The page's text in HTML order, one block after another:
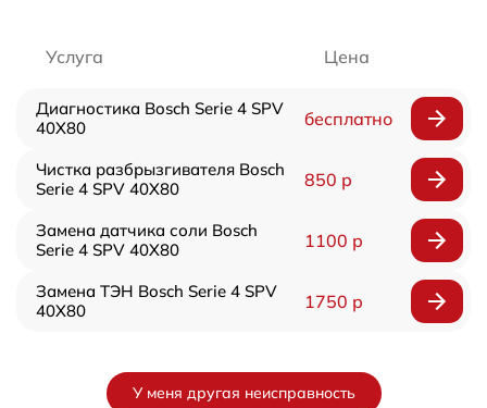
Услуга Цена
Диагностика Bosch Serie 4 SPV
40X80
бесплатно
Чистка разбрызгивателя Bosch
Serie 4 SPV 40X80
850 р
Замена датчика соли Bosch
Serie 4 SPV 40X80
1100 р
Замена ТЭН Bosch Serie 4 SPV
40X80
1750 р
У меня другая неисправность